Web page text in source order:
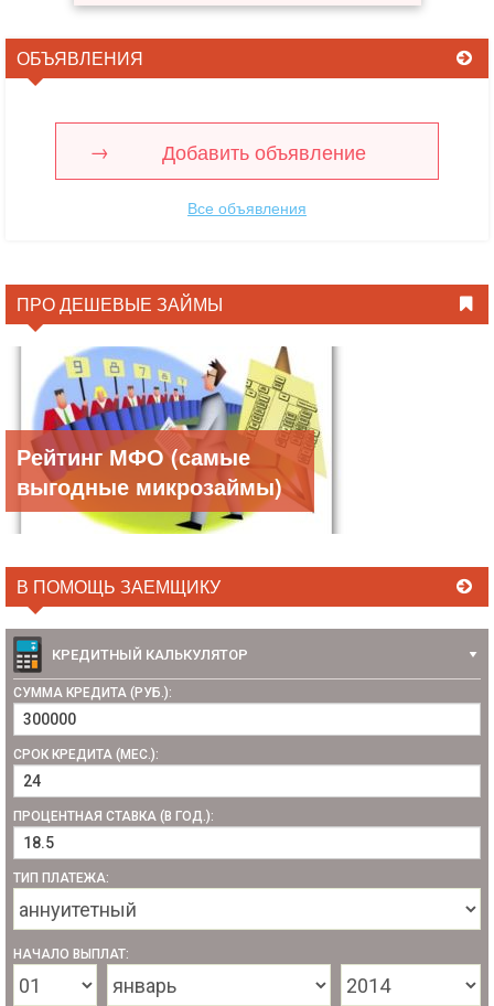
ОБЪЯВЛЕНИЯ
Добавить объявление
Все объявления
ПРО ДЕШЕВЫЕ ЗАЙМЫ
Рейтинг МФО (самые
выгодные микрозаймы)
В ПОМОЩЬ ЗАЕМЩИКУ
КРЕДИТНЫЙ КАЛЬКУЛЯТОР
СУММА КРЕДИТА (РУБ.):
СРОК КРЕДИТА (МЕС.):
ПРОЦЕНТНАЯ СТАВКА (В ГОД.):
ТИП ПЛАТЕЖА:
НАЧАЛО ВЫПЛАТ: